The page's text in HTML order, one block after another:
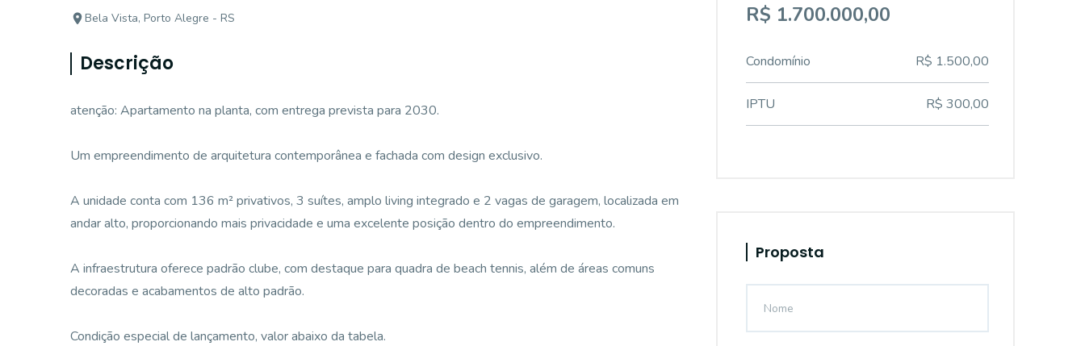
Bela Vista, Porto Alegre - RS
Descrição
atenção: Apartamento na planta, com entrega prevista para 2030.
Um empreendimento de arquitetura contemporânea e fachada com design exclusivo.
A unidade conta com 136 m² privativos, 3 suítes, amplo living integrado e 2 vagas de garagem, localizada em
andar alto, proporcionando mais privacidade e uma excelente posição dentro do empreendimento.
A infraestrutura oferece padrão clube, com destaque para quadra de beach tennis, além de áreas comuns
decoradas e acabamentos de alto padrão.
Condição especial de lançamento, valor abaixo da tabela.
R$ 1.700.000,00
Condomínio R$ 1.500,00
IPTU R$ 300,00
Proposta